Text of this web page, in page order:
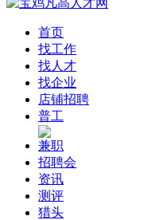
首页
找工作
找人才
找企业
店铺招聘
普工
兼职
招聘会
资讯
测评
猎头